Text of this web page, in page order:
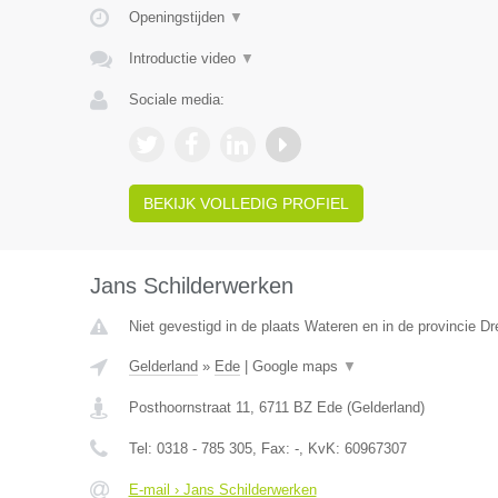
Openingstijden ▼
Introductie video ▼
Sociale media:
BEKIJK VOLLEDIG PROFIEL
Jans Schilderwerken
Niet gevestigd in de plaats Wateren en in de provincie
Gelderland » Ede| Google maps ▼
Posthoornstraat 11, 6711 BZ Ede(Gelderland)
Tel: 0318 - 785 305, Fax: -, KvK: 60967307
E-mail › Jans Schilderwerken